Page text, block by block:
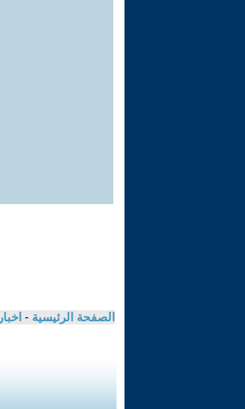
الصفحة الرئيسية -